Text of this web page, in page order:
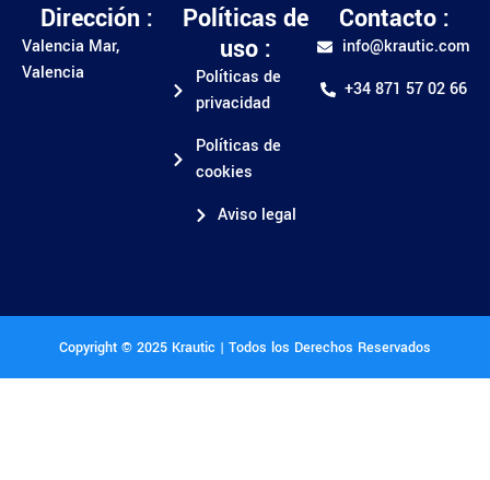
Dirección :
Valencia Mar,
Valencia
Políticas de
uso :
Políticas de
privacidad
Políticas de
cookies
Aviso legal
Contacto :
info@krautic.com
+34 871 57 02 66
Copyright © 2025 Krautic | Todos los Derechos Reservados